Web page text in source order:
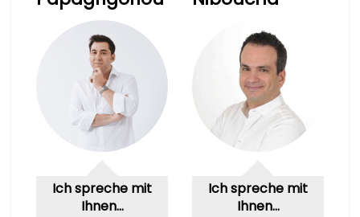
Ich spreche mit
Ihnen…
Ich spreche mit
Ihnen…